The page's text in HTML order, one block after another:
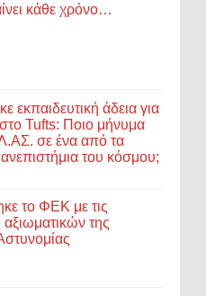
κάθε χρόνο…
εκπαιδευτική άδεια για
Tufts: Ποιο μήνυμα
σε ένα από τα
του κόσμου;
το ΦΕΚ με τις
της